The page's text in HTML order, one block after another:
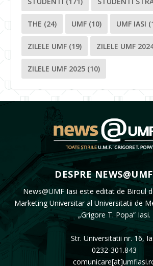
THE (24) UMF (10) UMF IASI
ZILELE UMF (19) ZILELE UMF
ZILELE UMF 2025 (10)
DESPRE
News@UMF Iasi este editat de Biroul
Marketing Universitar al Universitatii de
„Grigore T. Popa” Iasi.
Str. Universitatii nr. 16,
0232-301.843